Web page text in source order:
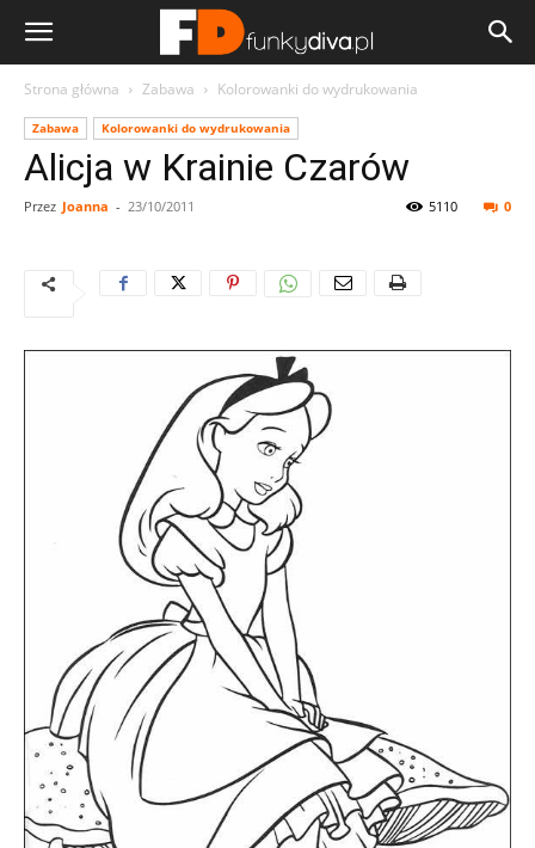
Strona główna Zabawa Kolorowanki do wydrukowania
Zabawa Kolorowanki do wydrukowania
Alicja w Krainie Czarów
Przez Joanna - 23/10/2011 0
5110